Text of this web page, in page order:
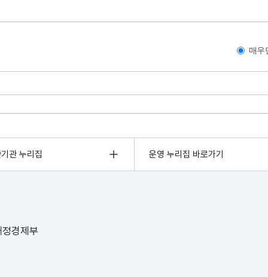
매우
관 누리집 운영 누리집 바로가기
경제부